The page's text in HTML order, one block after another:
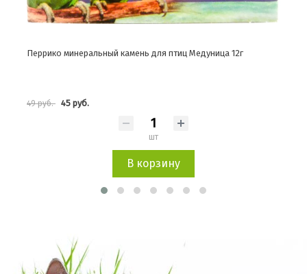
Перрико минеральный камень для птиц Медуница 12г
49 руб. 45 руб.
шт
В корзину